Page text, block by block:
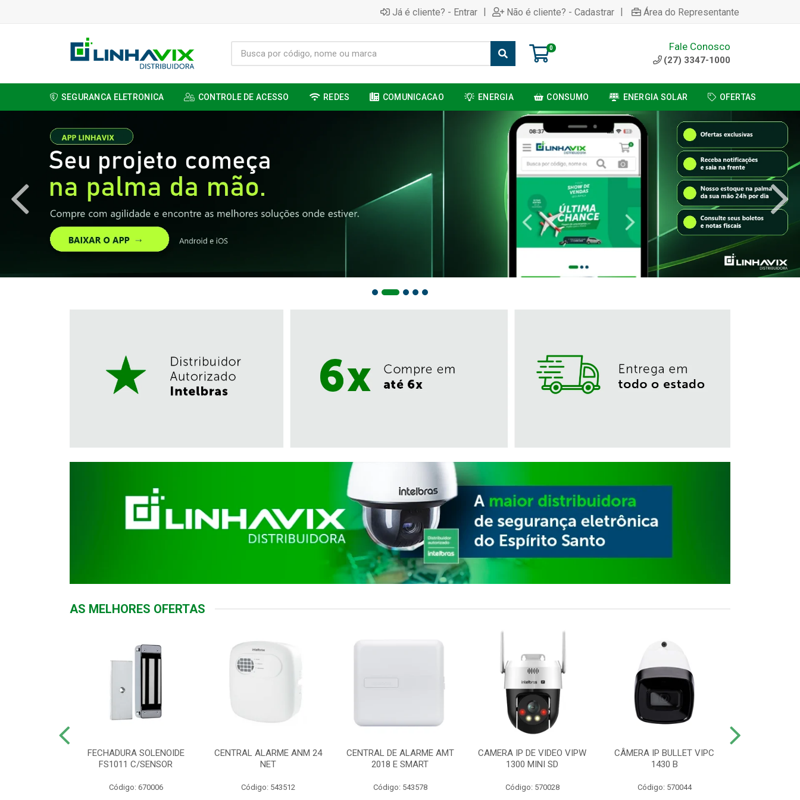
Já é cliente? - Entrar | Não é cliente? - Cadastrar | Área do Representante
0 Fale Conosco
(27) 3347-1000
SEGURANCA ELETRONICA CONTROLE DE ACESSO REDES COMUNICACAO ENERGIA CONSUMO ENERGIA SOLAR OFERTAS
AS MELHORES OFERTAS
FECHADURA SOLENOIDE
FS1011 C/SENSOR
Código: 670006
CENTRAL ALARME ANM 24
NET
Código: 543512
CENTRAL DE ALARME AMT
2018 E SMART
Código: 543578
CAMERA IP DE VIDEO VIPW
1300 MINI SD
Código: 570028
CÂMERA IP BULLET VIPC
1430 B
Código: 570044